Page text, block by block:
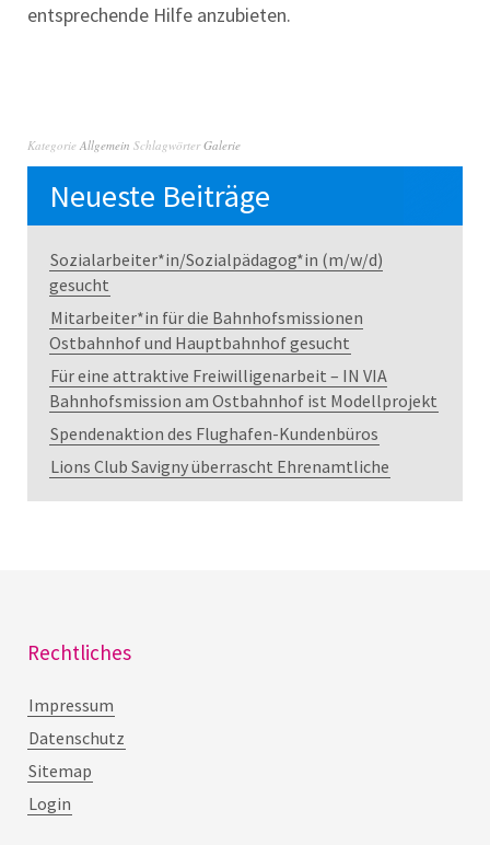
entsprechende Hilfe anzubieten.
Kategorie Allgemein SchlagwörterGalerie
Neueste Beiträge
Sozialarbeiter*in/Sozialpädagog*in (m/w/d)
gesucht
Mitarbeiter*in für die Bahnhofsmissionen
Ostbahnhof und Hauptbahnhof gesucht
Für eine attraktive Freiwilligenarbeit – IN VIA
Bahnhofsmission am Ostbahnhof ist Modellprojekt
Spendenaktion des Flughafen-Kundenbüros
Lions Club Savigny überrascht Ehrenamtliche
Rechtliches
Impressum
Datenschutz
Sitemap
Login